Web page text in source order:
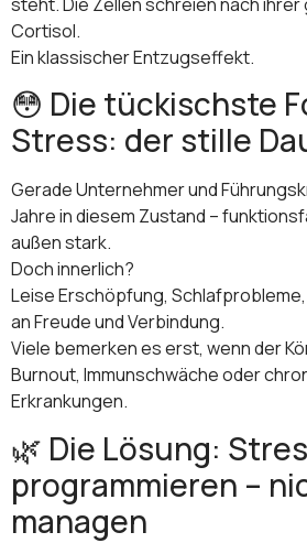
Cortisol.
Ein klassischer Entzugseffekt.
😳 Die tückischste
Stress: der stille
Gerade Unternehmer und
Jahre in diesem Zustand –
außen stark.
Doch innerlich?
Leise Erschöpfung,
an Freude und Verbindung.
Viele bemerken es erst, wenn der
Burnout, Immunschwäche oder
Erkrankungen.
🌿 Die Lösung:
programmieren –
managen